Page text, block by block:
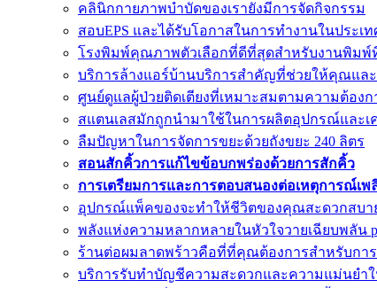
คลินิกกายภาพบำบัดของเรายังมีการจัดกิจกรรม
สอบEPS และได้รับโอกาสในการทำงานในประเ
โรงพิมพ์คุณภาพตัวเลือกที่ดีที่สุดสำหรับงานพิมพ์
บริการล้างแอร์บ้านบริการสำคัญที่ช่วยให้คุณแล
ศูนย์ดูแลผู้ป่วยติดเตียงที่เหมาะสมตามความต้องก
สแตนเลสมักถูกนำมาใช้ในการผลิตอุปกรณ์และเ
ลืมปัญหาในการจัดการขยะด้วยถังขยะ 240 ลิตร
สอนสักคิ้วการแก้ไขข้อบกพร่องด้วยการสักคิ้ว
การเตรียมการและการตอบสนองต่อเหตุการณ์เพ
อุปกรณ์แพ็คของจะทำให้ชีวิตของคุณสะดวกสบ
พลังแห่งความหลากหลายในหัวใจวายเฉียบพลัน
ร้านต่อผมลาดพร้าวคือที่ที่คุณต้องการสำหรับกา
บริการรับทำบัญชีความสะดวกและความแม่นย